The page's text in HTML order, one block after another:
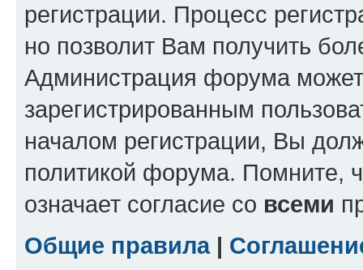
регистрации. Процесс
но позволит Вам получить
Администрация форума может
зарегистрированным
началом регистрации, Вы
политикой форума. Помните,
означает согласие со всеми
Общие правила|